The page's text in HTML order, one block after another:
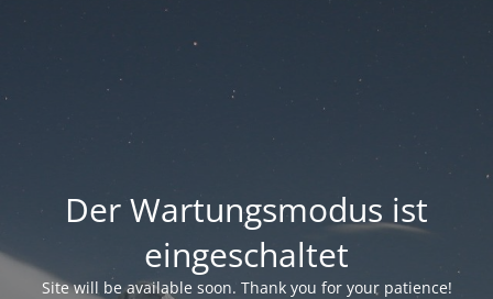
Der Wartungsmodus ist
eingeschaltet
Site will be available soon. Thank you for your patience!